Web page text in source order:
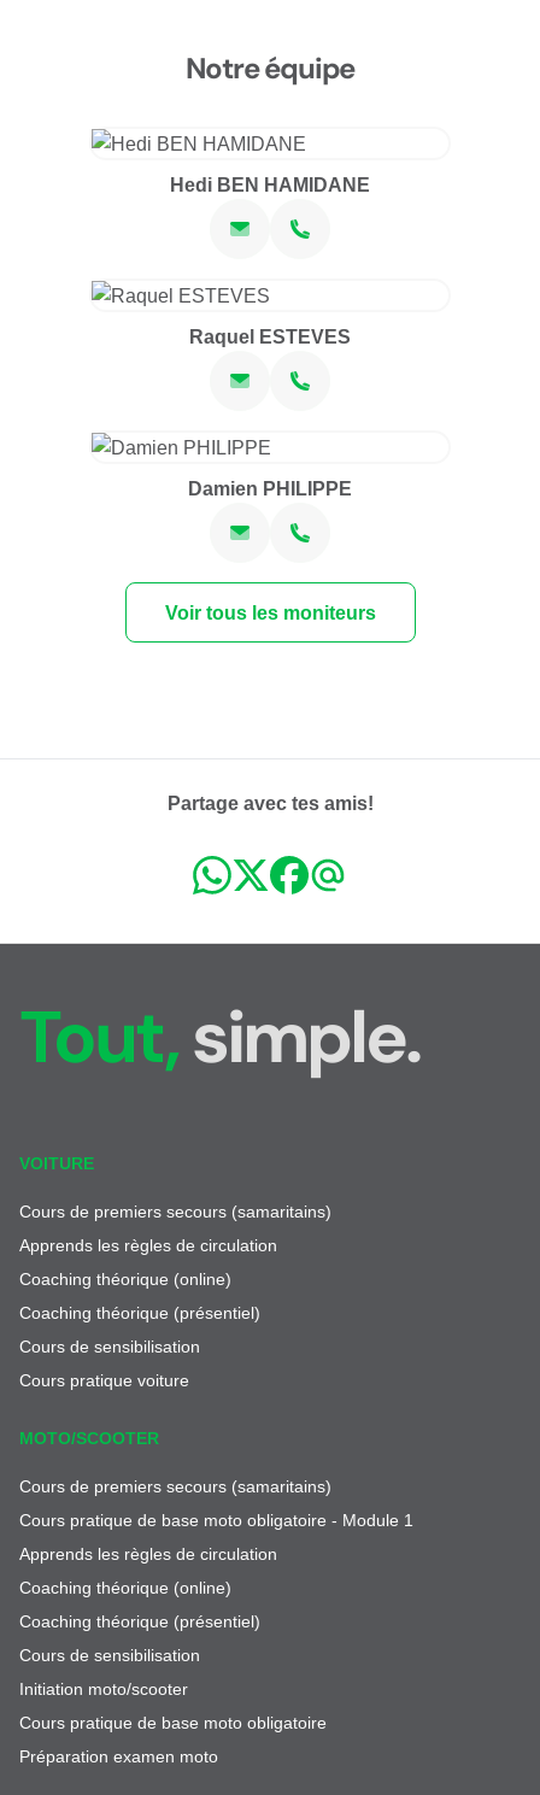
Notre équipe
Hedi BEN HAMIDANE
Raquel ESTEVES
Damien PHILIPPE
Voir tous les moniteurs
Partage avec tes amis!
Tout,simple.
VOITURE
Cours de premiers secours (samaritains)
Apprends les règles de circulation
Coaching théorique (online)
Coaching théorique (présentiel)
Cours de sensibilisation
Cours pratique voiture
MOTO/SCOOTER
Cours de premiers secours (samaritains)
Cours pratique de base moto obligatoire - Module 1
Apprends les règles de circulation
Coaching théorique (online)
Coaching théorique (présentiel)
Cours de sensibilisation
Initiation moto/scooter
Cours pratique de base moto obligatoire
Préparation examen moto